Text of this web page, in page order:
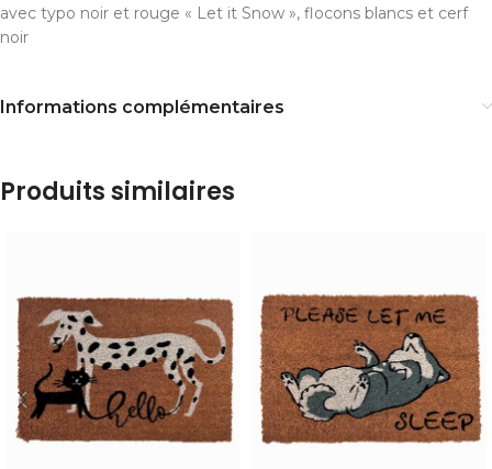
avec typo noir et rouge « Let it Snow », flocons blancs et cerf
noir
Informations complémentaires
Produits similaires